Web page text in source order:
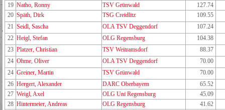
19 Natho, Ronny TSV Grünwald
127.74
20 Späth, Dirk TSG Creidlitz
109.55
21 Seidl, Sascha OLA TSV Deggendorf
107.24
22 Heigl, Stefan OLG Regensburg
104.38
23 Platzer, Christian TSV Weitramsdorf
88.37
24 Ohme, Oliver OLA TSV Deggendorf
70.00
24 Greiner, Martin TSV Grünwald
70.00
26 Hergert, Alexander DARC Oberbayern
65.52
27 Weigl, Axel OLG Uni Regensburg
45.09
28 Hintermeier, Andreas OLG Regensburg
41.62